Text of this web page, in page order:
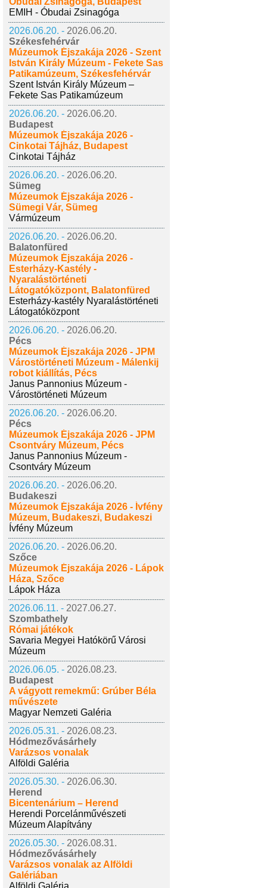
EMIH - Óbudai Zsinagóga
2026.06.20. - 2026.06.20.
Székesfehérvár
Múzeumok Éjszakája 2026 - Szent
István Király Múzeum - Fekete Sas
Patikamúzeum, Székesfehérvár
Szent István Király Múzeum –
Fekete Sas Patikamúzeum
2026.06.20. - 2026.06.20.
Budapest
Múzeumok Éjszakája 2026 -
Cinkotai Tájház, Budapest
Cinkotai Tájház
2026.06.20. - 2026.06.20.
Sümeg
Múzeumok Éjszakája 2026 -
Sümegi Vár, Sümeg
Vármúzeum
2026.06.20. - 2026.06.20.
Balatonfüred
Múzeumok Éjszakája 2026 -
Esterházy-Kastély -
Nyaralástörténeti
Látogatóközpont, Balatonfüred
Esterházy-kastély Nyaralástörténeti
Látogatóközpont
2026.06.20. - 2026.06.20.
Pécs
Múzeumok Éjszakája 2026 - JPM
Várostörténeti Múzeum - Málenkij
robot kiállítás, Pécs
Janus Pannonius Múzeum -
Várostörténeti Múzeum
2026.06.20. - 2026.06.20.
Pécs
Múzeumok Éjszakája 2026 - JPM
Csontváry Múzeum, Pécs
Janus Pannonius Múzeum -
Csontváry Múzeum
2026.06.20. - 2026.06.20.
Budakeszi
Múzeumok Éjszakája 2026 - Ívfény
Múzeum, Budakeszi, Budakeszi
Ívfény Múzeum
2026.06.20. - 2026.06.20.
Szőce
Múzeumok Éjszakája 2026 - Lápok
Háza, Szőce
Lápok Háza
2026.06.11. - 2027.06.27.
Szombathely
Római játékok
Savaria Megyei Hatókörű Városi
Múzeum
2026.06.05. - 2026.08.23.
Budapest
A vágyott remekmű: Grúber Béla
művészete
Magyar Nemzeti Galéria
2026.05.31. - 2026.08.23.
Hódmezővásárhely
Varázsos vonalak
Alföldi Galéria
2026.05.30. - 2026.06.30.
Herend
Bicentenárium – Herend
Herendi Porcelánművészeti
Múzeum Alapítvány
2026.05.30. - 2026.08.31.
Hódmezővásárhely
Varázsos vonalak az Alföldi
Galériában
Alföldi Galéria